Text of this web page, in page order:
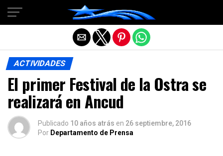
ACTIVIDADES
El primer Festival de la Ostra se
realizará en Ancud
Publicado 10 años atrás en 26 septiembre, 2016
Por Departamento de Prensa
Salir de la versión móvil